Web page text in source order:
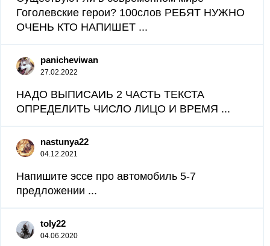
Гоголевские герои? 100слов РЕБЯТ НУЖНО
ОЧЕНЬ КТО НАПИШЕТ ​...
panicheviwan
27.02.2022
НАДО ВЫПИСАИЬ 2 ЧАСТЬ ТЕКСТА
ОПРЕДЕЛИТЬ ЧИСЛО ЛИЦО И ВРЕМЯ ​...
nastunya22
04.12.2021
Напишите эссе про автомобиль 5-7
предложении ​...
toly22
04.06.2020